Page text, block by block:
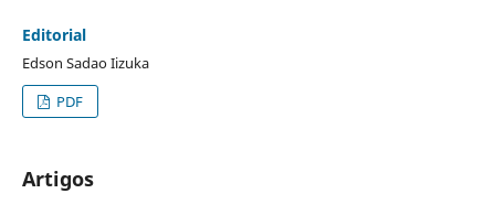
Editorial
Edson Sadao Iizuka
PDF
Artigos